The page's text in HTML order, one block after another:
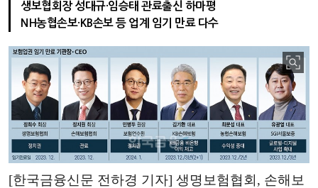
생보협회장 성대규·임승태 관료출신 하마평
NH농협손보·KB손보 등 업계 임기 만료 다수
[한국금융신문 전하경 기자] 생명보험협회, 손해보